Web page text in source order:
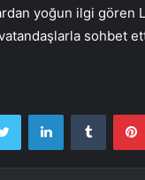
yoğun ilgi gören
sohbet
Twitter LinkedInTumblr